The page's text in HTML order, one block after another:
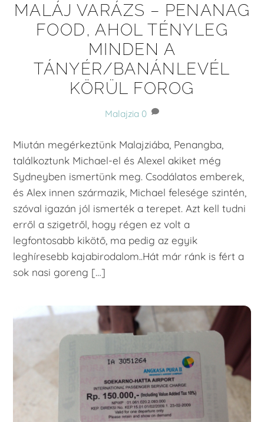
MALÁJ VARÁZS – PENANAG
FOOD, AHOL TÉNYLEG
MINDEN A
TÁNYÉR/BANÁNLEVÉL
KÖRÜL FOROG
Malajzia 0
Miután megérkeztünk Malajziába, Penangba,
találkoztunk Michael-el és Alexel akiket még
Sydneyben ismertünk meg. Csodálatos emberek,
és Alex innen származik, Michael felesége szintén,
szóval igazán jól ismerték a terepet. Azt kell tudni
erről a szigetről, hogy régen ez volt a
legfontosabb kikötő, ma pedig az egyik
leghíresebb kajabirodalom..Hát már ránk is fért a
sok nasi goreng […]